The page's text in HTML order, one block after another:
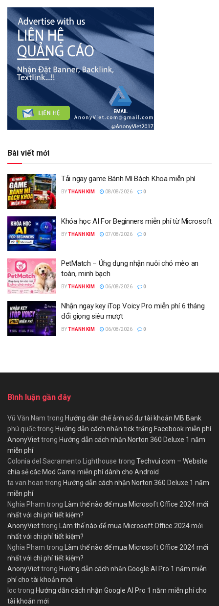
Bài viết mới
Tải ngay game Bánh Mì Bách Khoa miễn phí
BYTHANH KIM 08/08/2026 0
Khóa học AI For Beginners miễn phí từ Microsoft
BYTHANH KIM 07/08/2026 0
PetMatch – Ứng dụng nhận nuôi chó mèo an
toàn, minh bạch
BYTHANH KIM 06/08/2026 0
Nhận ngay key iTop Voicy Pro miễn phí 6 tháng
đổi giọng siêu mượt
BYTHANH KIM 06/08/2026 0
Bình luận gần đây
Vũ Văn Nam trong Hướng dẫn chế ảnh số dư tài khoản MB Bank
phú quốctrong Hướng dẫn cách nhận tick trắng Facebook miễn phí
AnonyViettrong Hướng dẫn cách nhận Norton 360 Deluxe 1 năm
miễn phí
Colonia del Sacramento Lighthouse trong Techvui.com – Website
chia sẻ các Mod Game miễn phí dành cho Android
ta van hoan trong Hướng dẫn cách nhận Norton 360 Deluxe 1 năm
miễn phí
Nghia Pham trong Làm thế nào để mua Microsoft Office 2024 mới
nhất với chi phí tiết kiệm?
AnonyViettrong Làm thế nào để mua Microsoft Office 2024 mới
nhất với chi phí tiết kiệm?
Nghia Pham trong Làm thế nào để mua Microsoft Office 2024 mới
nhất với chi phí tiết kiệm?
AnonyViettrong Hướng dẫn cách nhận Google AI Pro 1 năm miễn
phí cho tài khoản mới
loctrong Hướng dẫn cách nhận Google AI Pro 1 năm miễn phí cho
tài khoản mới